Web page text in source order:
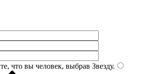
что вы человек, выбрав Звезду.